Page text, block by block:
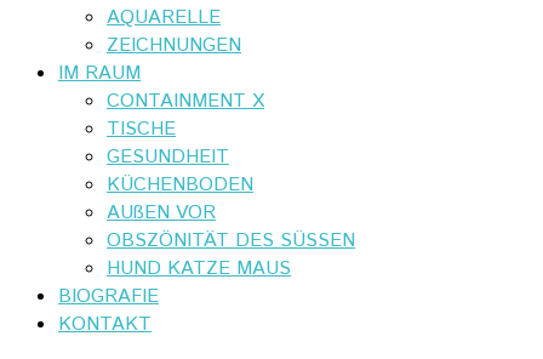
AQUARELLE
ZEICHNUNGEN
IM RAUM
CONTAINMENT X
TISCHE
GESUNDHEIT
KÜCHENBODEN
AUßEN VOR
OBSZÖNITÄT DES SÜSSEN
HUND KATZE MAUS
BIOGRAFIE
KONTAKT